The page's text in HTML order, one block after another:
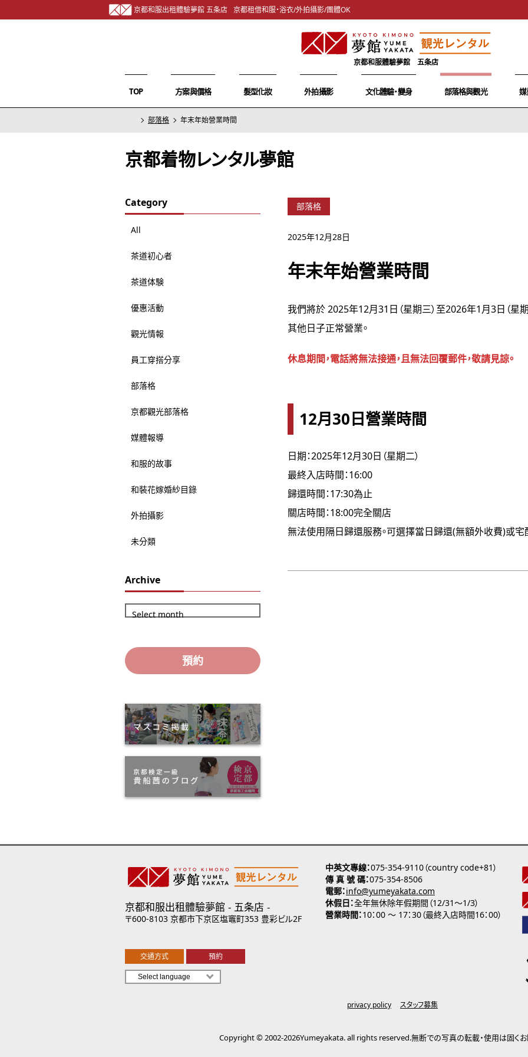
京都和服出租體驗夢館 五条店 京都租借和服・浴衣/外拍攝影/團體OK
京都和服體驗夢館 五条店
TOP 方案與價格 髮型化妝 外拍攝影 文化體驗・變身 部落格與觀光
部落格 年末年始營業時間
京都着物レンタル夢館
Category
All
茶道初心者
茶道体験
優惠活動
觀光情報
員工穿搭分享
部落格
京都觀光部落格
媒體報導
和服的故事
和裝花嫁婚紗目錄
外拍攝影
未分類
Archive
Select month
預約
部落格
2025年12月28日
年末年始營業時間
我們將於 2025年12月31日（星期三）至2026年1月3日（星期
其他日子正常營業。
休息期間，電話將無法接通，且無法回覆郵件，敬請見諒。
12月30日營業時間
日期：2025年12月30日（星期二）
最終入店時間：16:00
歸還時間：17:30為止
關店時間：18:00完全關店
無法使用隔日歸還服務。可選擇當日歸還(無額外收費)或宅
中英文專線 075-354-9110（country code+81）
傳 真 號 碼 075-354-8506
電郵 info@yumeyakata.com
休假日 全年無休除年假期間（12/31～1/3）
營業時間 10：00 ～ 17：30（最終入店時間16：00）
京都和服出租體驗夢館 五条店
〒600-8103 京都市下京区塩竈町353 豊彩ビル2F
交通方式 預約
privacy policy スタッフ募集
Copyright © 2002-2026Yumeyakata. all rights reserved.無断での写真の転載・使用は固くお